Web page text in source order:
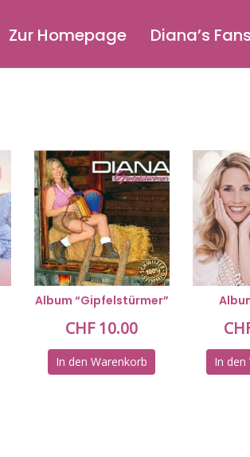
Zur Homepage Diana’s
Album “Gipfelstürmer”
CHF10.00
In den Warenkorb In den